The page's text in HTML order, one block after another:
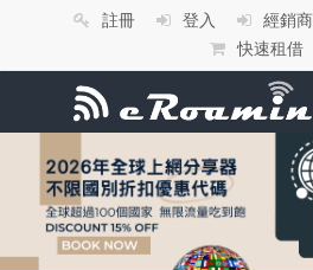
註冊 登入 經銷
快速租借